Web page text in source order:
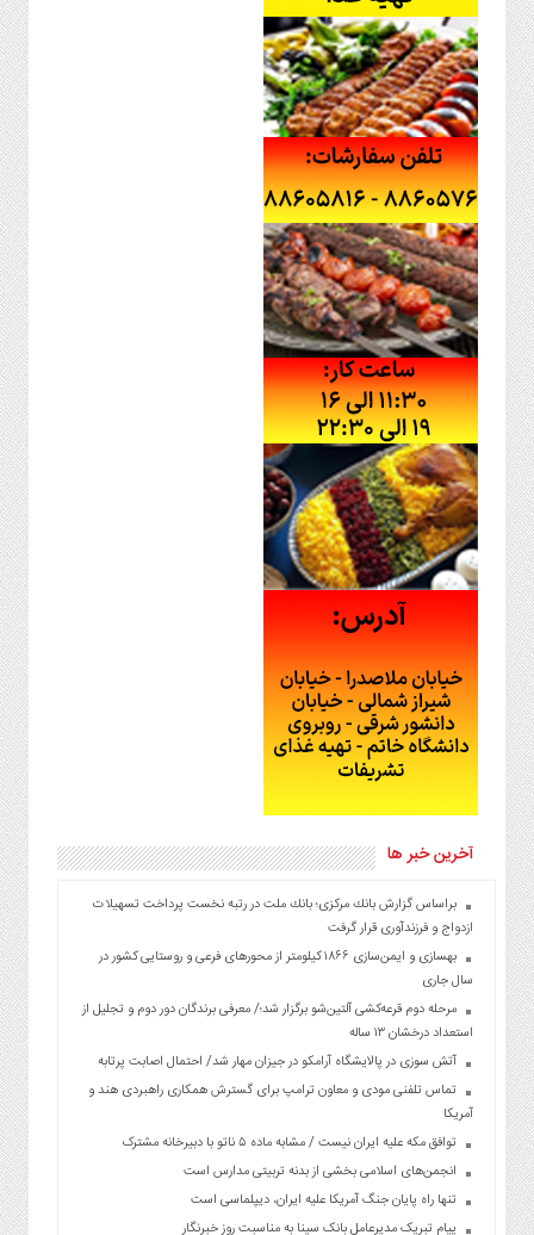
آخرین خبر ها
براساس گزارش بانك مركزی؛ بانك ملت در رتبه نخست پرداخت تسهیلات
ازدواج و فرزندآوری قرار گرفت
بهسازی و ایمن‌سازی ۱۸۶۶ کیلومتر از محورهای فرعی و روستایی کشور در
سال جاری
مرحله دوم قرعه‌کشی آلتین‌شو برگزار شد؛/ معرفی برندگان دور دوم و تجلیل از
استعداد درخشان ۱۳ ساله
آتش سوزی در پالایشگاه آرامکو در جیزان مهار شد/ احتمال اصابت پرتابه
تماس تلفنی مودی و معاون ترامپ برای گسترش همکاری راهبردی هند و
آمریکا
توافق مکه علیه ایران نیست / مشابه ماده ۵ ناتو با دبیرخانه مشترک
انجمن‌های اسلامی بخشی از بدنه تربیتی مدارس است
تنها راه پایان جنگ آمریکا علیه ایران، دیپلماسی است
پیام تبریک مدیرعامل بانک سینا به مناسبت روز خبرنگار